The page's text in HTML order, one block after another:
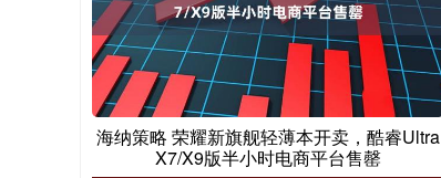
海纳策略 荣耀新旗舰轻薄本开卖，酷睿Ultra
X7/X9版半小时电商平台售罄